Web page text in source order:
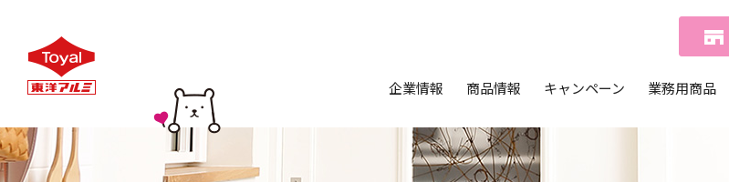
企業情報
会社概要
商品情報
動画ギャラリー
キャンペーン
おたのしみマークキャンペーン
おたのしみCLUB
業務用商品